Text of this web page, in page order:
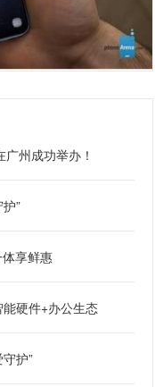
州成功举办！
”
享鲜惠
硬件+办公生态
护”